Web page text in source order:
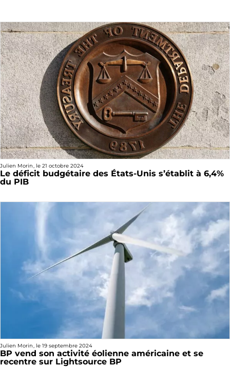
Julien Morin, le 21 octobre 2024
Le déficit budgétaire des États-Unis s’établit à 6,4%
du PIB
Julien Morin, le 19 septembre 2024
BP vend son activité éolienne américaine et se
recentre sur Lightsource BP